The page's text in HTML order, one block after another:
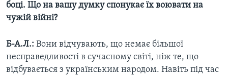
боці. Що на вашу думку спонукає їх воювати на
чужій війні?
Б-А.Л.: Вони відчувають, що немає більшої
несправедливості в сучасному світі, ніж те, що
відбувається з українським народом. Навіть під час